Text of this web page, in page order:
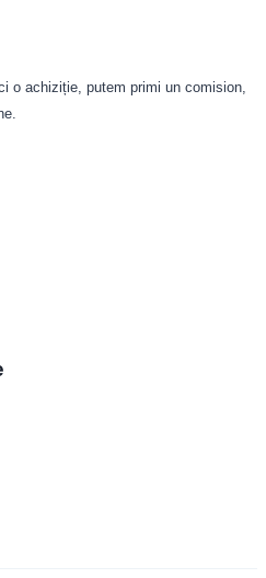
o achiziție, putem primi un comision,